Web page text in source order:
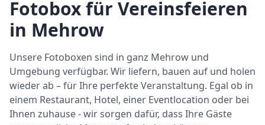
Fotobox für Vereinsfeieren
in Mehrow
Unsere Fotoboxen sind in ganz Mehrow und
Umgebung verfügbar. Wir liefern, bauen auf und holen
wieder ab – für Ihre perfekte Veranstaltung. Egal ob in
einem Restaurant, Hotel, einer Eventlocation oder bei
Ihnen zuhause - wir sorgen dafür, dass Ihre Gäste